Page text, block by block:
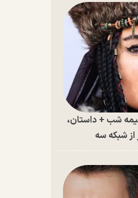
شب + داستان،
شبکه سه